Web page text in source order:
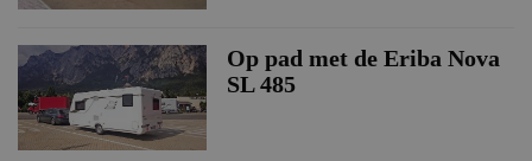
Op pad met de Eriba Nova
SL 485